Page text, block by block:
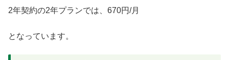
2年契約の2年プランでは、670円/月
となっています。